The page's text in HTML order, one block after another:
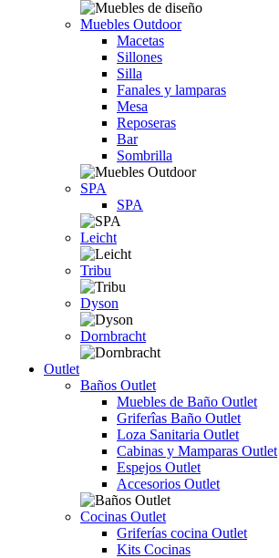
Muebles Outdoor
Macetas
Sillones
Silla
Fanales y lamparas
Mesa
Reposeras
Bar
Sombrilla
SPA
SPA
Leicht
Tribu
Dyson
Dornbracht
Outlet
Baños Outlet
Muebles de Baño Outlet
Griferîas Baño Outlet
Loza Sanitaria Outlet
Cabinas y Mamparas Outlet
Espejos Outlet
Accesorios Outlet
Cocinas Outlet
Griferías cocina Outlet
Kits Cocinas